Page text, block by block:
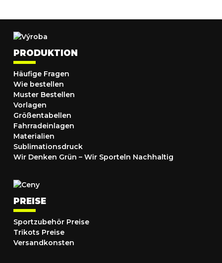
PRODUKTION
Häufige Fragen
Wie bestellen
Muster Bestellen
Vorlagen
Größentabellen
Fahrradeinlagen
Materialien
Sublimationsdruck
Wir Denken Grün – Wir Sporteln Nachhaltig
PREISE
Sportzubehör Preise
Trikots Preise
Versandkonsten